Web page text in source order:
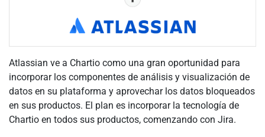
Atlassian ve a Chartio como una gran oportunidad para
incorporar los componentes de análisis y visualización de
datos en su plataforma y aprovechar los datos bloqueados
en sus productos. El plan es incorporar la tecnología de
Chartio en todos sus productos, comenzando con Jira.